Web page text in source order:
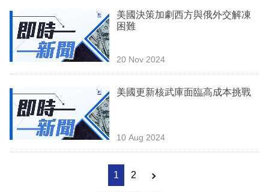
美國決策加劇西方與俄外交解凍
困難
20 Nov 2024
美國更新核武庫面臨高成本挑戰
10 Aug 2024
1 2